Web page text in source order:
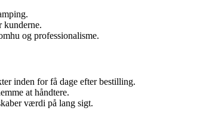
kunderne.
og professionalisme.
inden for få dage efter bestilling.
at håndtere.
værdi på lang sigt.